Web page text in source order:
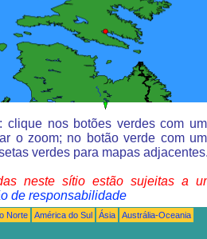
clique nos botões verdes com
o zoom; no botão verde com
verdes para mapas
neste sítio estão sujeitas a
de responsabilidade
Norte América do Sul Ásia
Austrália-Oceania